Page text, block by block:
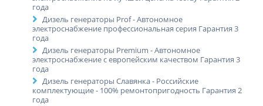
года
Дизель генераторы Prof - Автономное
электроснабжение профессиональная серия Гарантия 3
года
Дизель генераторы Premium - Автономное
электроснабжение с европейским качеством Гарантия 3
года
Дизель генераторы Славянка - Российские
комплектующие - 100% ремонтопригодность Гарантия 2
года